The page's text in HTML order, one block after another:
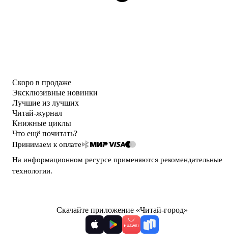
Скоро в продаже
Эксклюзивные новинки
Лучшие из лучших
Читай-журнал
Книжные циклы
Что ещё почитать?
Принимаем к оплате
На информационном ресурсе применяются рекомендательные
технологии.
Скачайте приложение «Читай-город»